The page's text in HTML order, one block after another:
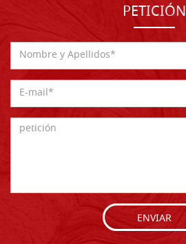
PETICIÓN
ENVIAR